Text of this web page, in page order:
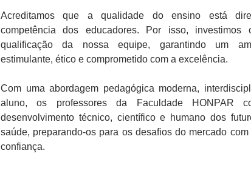
Acreditamos que a qualidade do ensino está
competência dos educadores. Por isso, investimos
qualificação da nossa equipe, garantindo um
estimulante, ético e comprometido com a excelência.
Com uma abordagem pedagógica moderna,
aluno, os professores da Faculdade HONPAR
desenvolvimento técnico, científico e humano dos
saúde, preparando-os para os desafios do mercado
confiança.